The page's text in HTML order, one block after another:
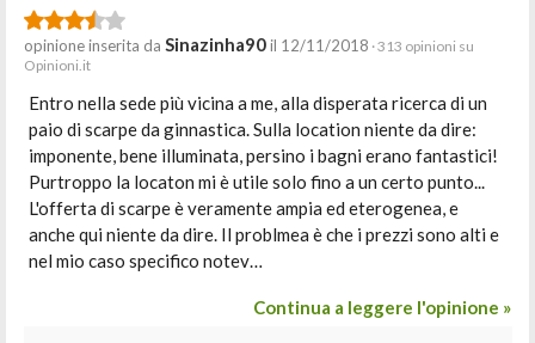
opinione inserita da Sinazinha90il 12/11/2018 · 313 opinioni su
Opinioni.it
Entro nella sede più vicina a me, alla disperata ricerca di un
paio di scarpe da ginnastica. Sulla location niente da dire:
imponente, bene illuminata, persino i bagni erano fantastici!
Purtroppo la locaton mi è utile solo fino a un certo punto...
L'offerta di scarpe è veramente ampia ed eterogenea, e
anche qui niente da dire. Il problmea è che i prezzi sono alti e
nel mio caso specifico notev…
Continua a leggere l'opinione »